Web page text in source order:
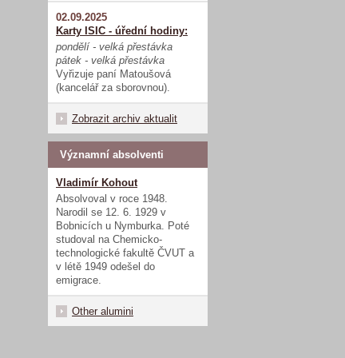
02.09.2025
Karty ISIC - úřední hodiny:
pondělí - velká přestávka
pátek - velká přestávka
Vyřizuje paní Matoušová
(kancelář za sborovnou).
Zobrazit archiv aktualit
Významní absolventi
Vladimír Kohout
Absolvoval v roce 1948.
Narodil se 12. 6. 1929 v
Bobnicích u Nymburka. Poté
studoval na Chemicko-
technologické fakultě ČVUT a
v létě 1949 odešel do
emigrace.
Other alumini